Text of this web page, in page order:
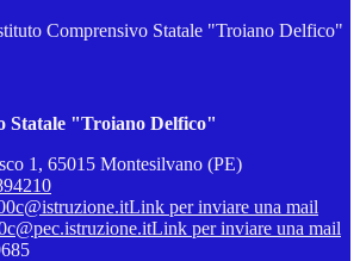
Comprensivo Statale "Troiano Delfico"
Statale "Troiano Delfico"
1, 65015 Montesilvano (PE)
Link per inviare una mail
Link per inviare una mail